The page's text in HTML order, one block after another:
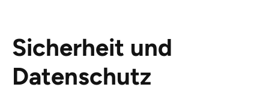
Sicherheit und
Datenschutz